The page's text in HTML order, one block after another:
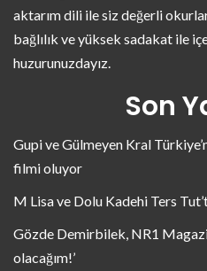
aktarım dili ile siz değerli
bağlılık ve yüksek sadakat ile
huzurunuzdayız.
Son
Gupi ve Gülmeyen Kral
filmi oluyor
M Lisa ve Dolu Kadehi Ters
Gözde Demirbilek, NR1
olacağım!’